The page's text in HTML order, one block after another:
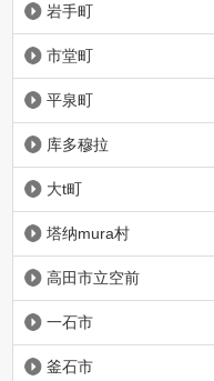
岩手町
市堂町
平泉町
库多穆拉
大t町
塔纳mura村
高田市立空前
一石市
釜石市